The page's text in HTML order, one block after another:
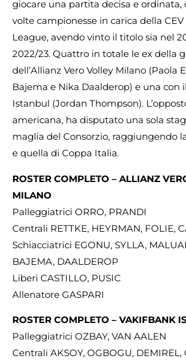
giocare una partita decisa e ordinata,
volte campionesse in carica della
League, avendo vinto il titolo sia nel
2022/23. Quattro in totale le ex della
dell’Allianz Vero Volley Milano (Paola
Bajema e Nika Daalderop) e una con
Istanbul (Jordan Thompson).
americana, ha disputato una sola
maglia del Consorzio, raggiungendo
e quella di Coppa Italia.
ROSTER COMPLETO – ALLIANZ
MILANO
Palleggiatrici ORRO, PRANDI
Centrali RETTKE, HEYRMAN, FOLIE,
Schiacciatrici EGONU, SYLLA,
BAJEMA, DAALDEROP
Liberi CASTILLO, PUSIC
Allenatore GASPARI
ROSTER COMPLETO – VAKIFBANK
Palleggiatrici OZBAY, VAN AALEN
Centrali AKSOY, OGBOGU, DEMIREL,